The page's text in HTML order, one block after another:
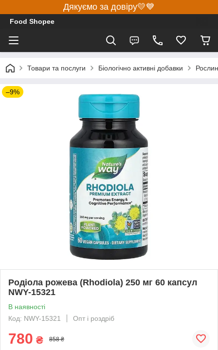
Дякуємо за довіру💛💙
Food Shopee
Товари та послуги Біологічно активні добавки
–9%
Родіола рожева (Rhodiola) 250 мг 60 капсул
NWY-15321
В наявності
Код: NWY-15321
Опт і роздріб
780 ₴ 858 ₴